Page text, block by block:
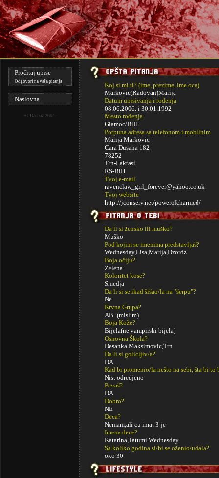
Pročitaj upise
Odgovori na vaša pitanja
Naslovna
© Dachaz2004.
Koj si mi ti? (ime, prezime, ime oca)
Markovic(Radovan)Marija
Datum upisivanja i rođenja
08.06.2006. i 30.01.1992
Mesto rođenja
Glamoc/BiH
Potpuna adresa sa telefonom i mobilnim
Marija Markovic
Cara Dusana 182
78252
Trn-Laktasi
RS-BiH
Tvoj e-mail
ravenclaw_girl_forever@yahoo.co.uk
Tvoj website
http://jconserv.net/powerofcharmed/
Da li si žensko ili muško?
Muško
Pod kojim se imenima predstavljaš?
Wednesday,Lisa,Marija,Dzordz
Boja očiju?
Zelena
Koloritet kose?
Smedja
Da li si se ikad šišao/la na "šerpu"?
Ne
Krvna Grupa?
AB+(mislim)
Boja Kože?
Bijela(ne vampirski bijela)
Osnovna Škola?
Desanka Maksimovic,Trn
Da li si golicljiv/a?
DA
Kad bi promenio/la nešto na sebi, šta bi to
Nist odredjeno
Pevaš?
DA
Dobro?
NE
Deca?
Nemam,ali cu imat 3-je
Imena dece?
Katarina,Tatumi Wednesday
Sa koliko godina si/bi se oženio/udala?
oko 30